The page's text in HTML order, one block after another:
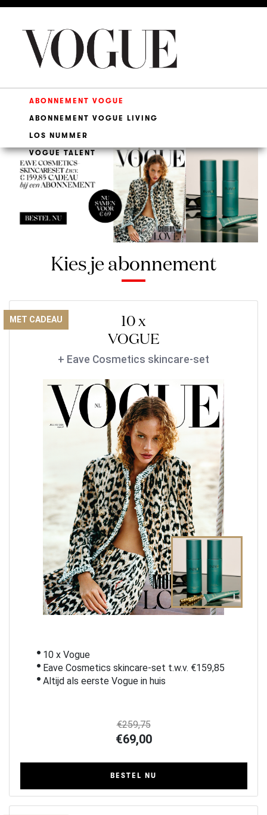
ABONNEMENT VOGUE
ABONNEMENT VOGUE LIVING
LOS NUMMER
VOGUE TALENT
Kies je abonnement
10 x
VOGUE
MET CADEAU
+ Eave Cosmetics skincare-set
i
10 x Vogue
Eave Cosmetics skincare-set t.w.v. €159,85
Altijd als eerste Vogue in huis
€259,75
€69,00
BESTEL NU